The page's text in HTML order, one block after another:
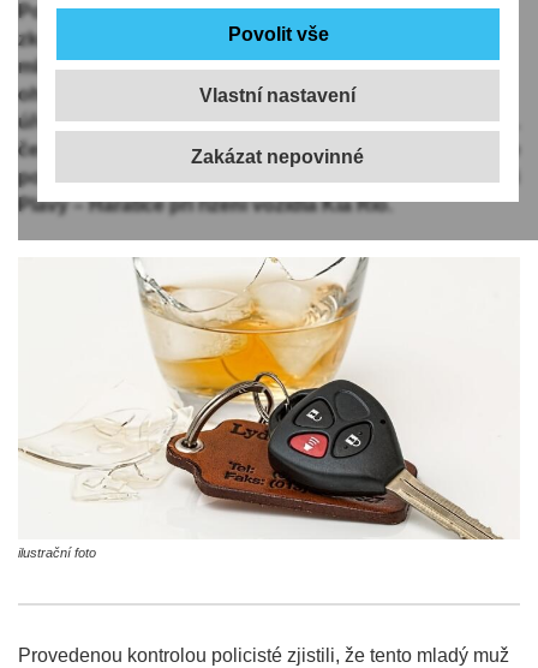
Vlastní nastavení
Policisté z Obvodního oddělení v Tanvaldě ve
zkráceném přípravném řízení sdělili dvacetiletému
mladíkovi podezření ze spáchání trestných činů
ohrožení pod vlivem návykové látky a maření výkonu
úředního rozhodnutí a vykázaní, kterých se dopustil 11.
června letošního roku. Tehdy ho totiž odpoledne krátce
po půl šesté hodině kontrolovala policejní hlídka v obci
Plavy – Haratice při řízení vozidla Kia Rio.
ilustrační foto
Provedenou kontrolou policisté zjistili, že tento mladý muž